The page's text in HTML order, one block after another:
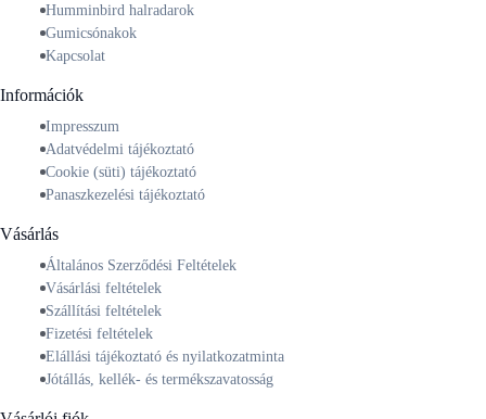
Humminbird halradarok
Gumicsónakok
Kapcsolat
Információk
Impresszum
Adatvédelmi tájékoztató
Cookie (süti) tájékoztató
Panaszkezelési tájékoztató
Vásárlás
Általános Szerződési Feltételek
Vásárlási feltételek
Szállítási feltételek
Fizetési feltételek
Elállási tájékoztató és nyilatkozatminta
Jótállás, kellék- és termékszavatosság